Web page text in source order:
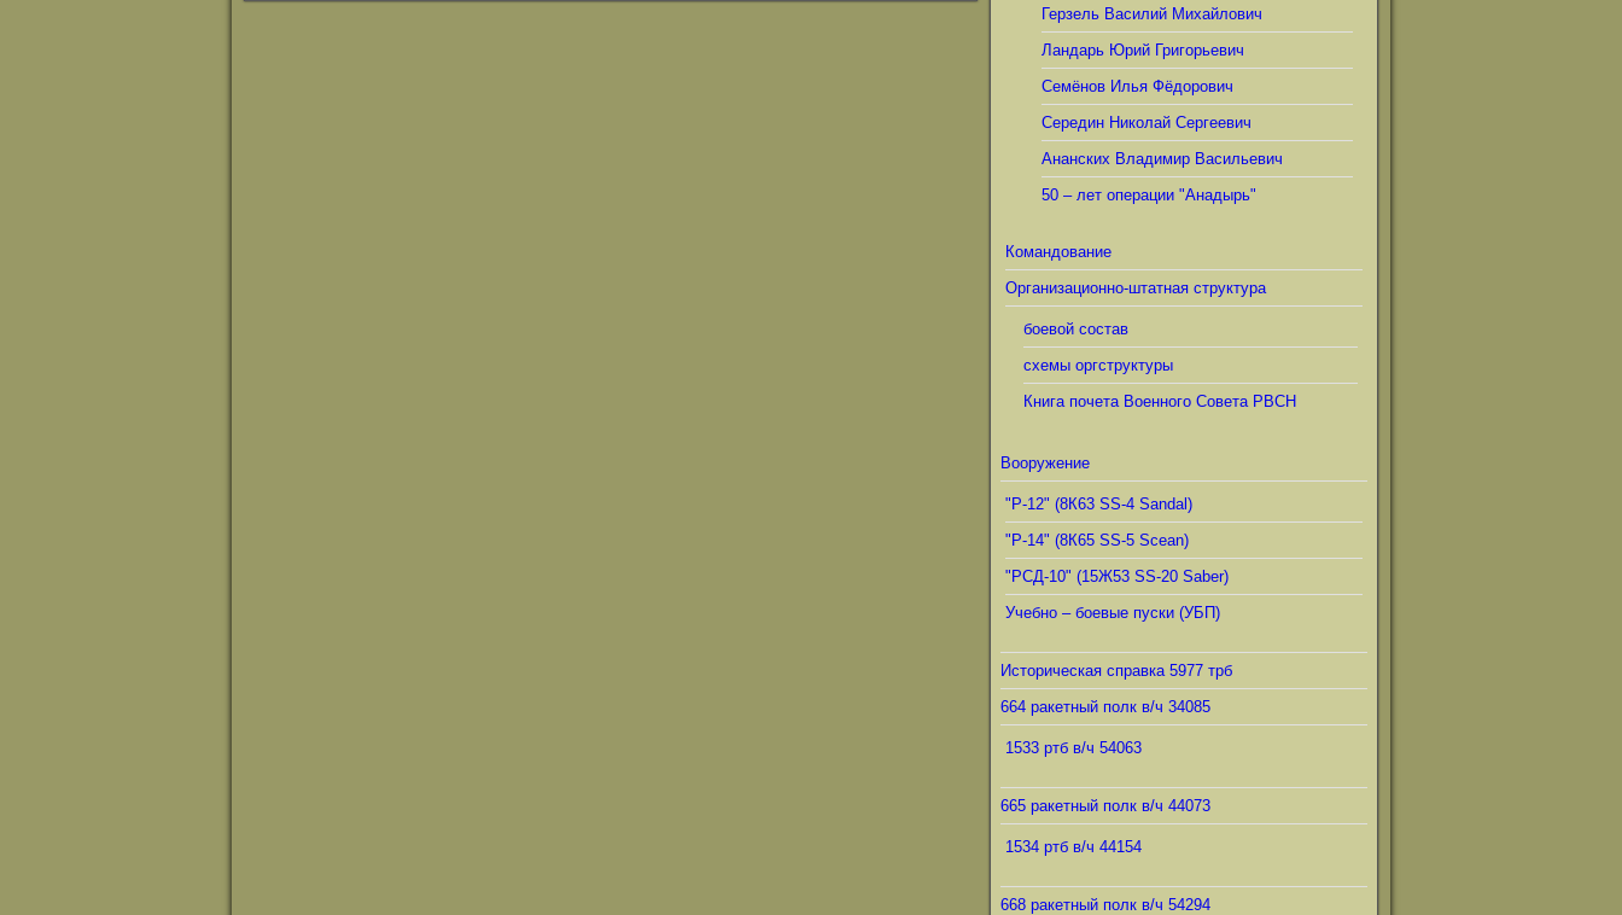
Герзель Василий Михайлович
Ландарь Юрий Григорьевич
Семёнов Илья Фёдорович
Середин Николай Сергеевич
Ананских Владимир Васильевич
50 – лет операции "Анадырь"
Командование
Организационно-штатная структура
боевой состав
схемы оргструктуры
Книга почета Военного Совета РВСН
Вооружение
"Р-12" (8К63 SS-4 Sandal)
"Р-14" (8К65 SS-5 Scean)
"РСД-10" (15Ж53 SS-20 Saber)
Учебно – боевые пуски (УБП)
Историческая справка 5977 трб
664 ракетный полк в/ч 34085
1533 ртб в/ч 54063
665 ракетный полк в/ч 44073
1534 ртб в/ч 44154
668 ракетный полк в/ч 54294